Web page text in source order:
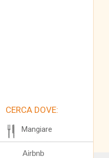
CERCA DOVE:
Mangiare
Airbnb